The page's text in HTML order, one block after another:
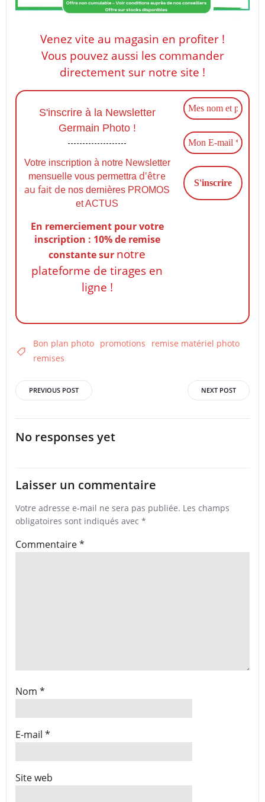
Venez vite au magasin en profiter !
Vous pouvez aussi les commander
directement sur notre site !
S'inscrire à la Newsletter
Germain Photo !
Votre inscription à notre Newsletter
mensuelle vous permettra d'être
au fait de nos dernières PROMOS
et ACTUS
En remerciement pour votre
inscription : 10% de remise
constantesur notre
plateforme de tirages en
ligne !
Bon plan photo promotions
remise matériel photo
remises
Post
navigation
PREVIOUS POST
navigation
NEXT POST
No responses yet
Laisser un commentaire
Votre adresse e-mail ne sera pas publiée. Les champs
obligatoires sont indiqués avec *
Commentaire*
Nom *
E-mail *
Site web